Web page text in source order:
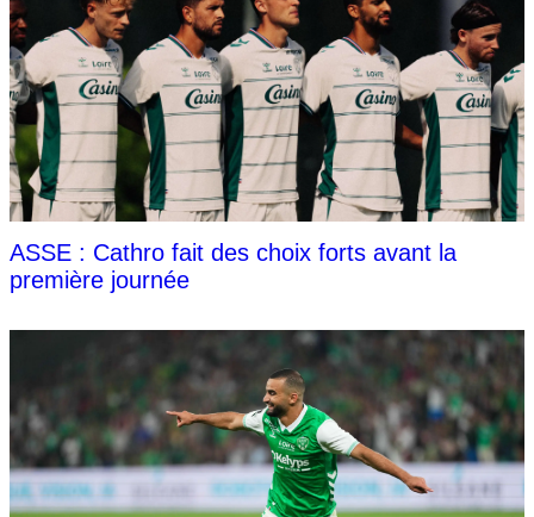
ASSE : Cathro fait des choix forts avant la
première journée